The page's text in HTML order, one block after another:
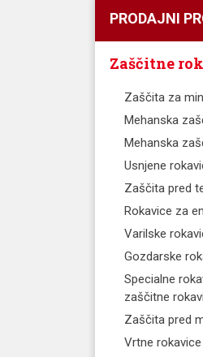
PRODAJNI
Zaščitne
Zaščita za
Mehanska
Mehanska
Usnjene
Zaščita pred
Rokavice za
Varilske
Gozdarske
Specialne
zaščitne
Zaščita pred
Vrtne rokavice